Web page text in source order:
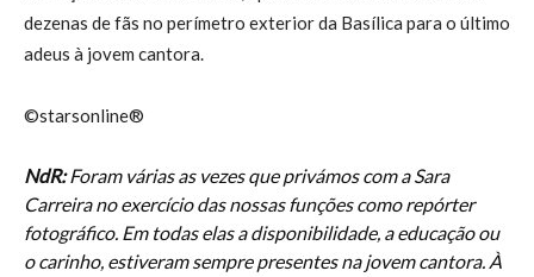
dezenas de fãs no perímetro exterior da Basílica para o último
adeus à jovem cantora.
©starsonline®
NdR:Foram várias as vezes que privámos com a Sara
Carreira no exercício das nossas funções como repórter
fotográfico. Em todas elas a disponibilidade, a educação ou
o carinho, estiveram sempre presentes na jovem cantora. À